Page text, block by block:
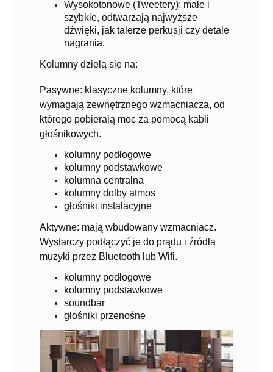
Wysokotonowe (Tweetery): małe i
szybkie, odtwarzają najwyższe
dźwięki, jak talerze perkusji czy detale
nagrania.
Kolumny dzielą się na:
Pasywne: klasyczne kolumny, które
wymagają zewnętrznego wzmacniacza, od
którego pobierają moc za pomocą kabli
głośnikowych.
kolumny podłogowe
kolumny podstawkowe
kolumna centralna
kolumny dolby atmos
głośniki instalacyjne
Aktywne: mają wbudowany wzmacniacz.
Wystarczy podłączyć je do prądu i źródła
muzyki przez Bluetooth lub Wifi.
kolumny podłogowe
kolumny podstawkowe
soundbar
głośniki przenośne